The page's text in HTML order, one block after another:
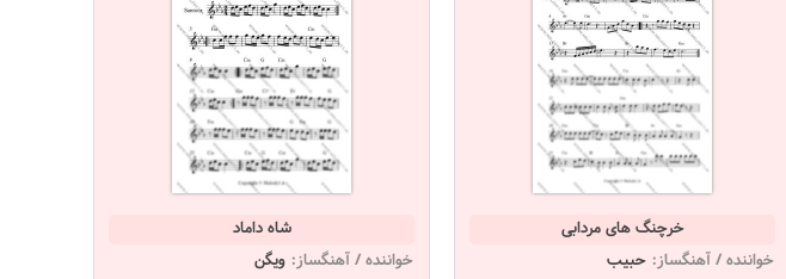
خرچنگ های مردابی
خواننده / آهنگساز: حبیب
شاه داماد
خواننده / آهنگساز: ویگن